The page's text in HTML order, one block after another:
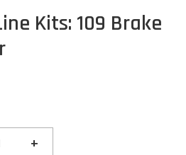
Kits: 109 Brake
+